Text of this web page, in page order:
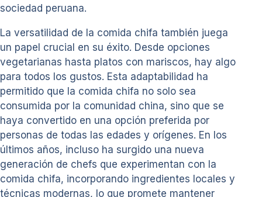
sociedad peruana.
La versatilidad de la comida chifa también juega
un papel crucial en su éxito. Desde opciones
vegetarianas hasta platos con mariscos, hay algo
para todos los gustos. Esta adaptabilidad ha
permitido que la comida chifa no solo sea
consumida por la comunidad china, sino que se
haya convertido en una opción preferida por
personas de todas las edades y orígenes. En los
últimos años, incluso ha surgido una nueva
generación de chefs que experimentan con la
comida chifa, incorporando ingredientes locales y
técnicas modernas, lo que promete mantener